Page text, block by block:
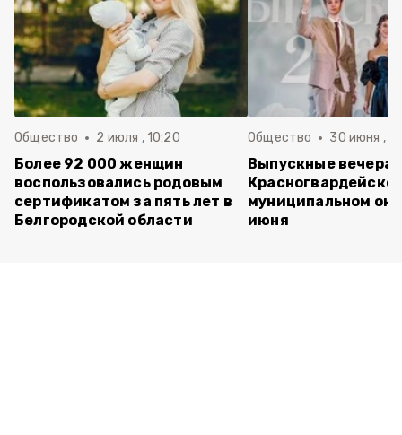
Общество 2 июля , 10:20
Более 92 000 женщин
воспользовались родовым
сертификатом за пять лет в
Белгородской области
Общество 30 июня ,
Выпускные вечера
муниципальном
июня